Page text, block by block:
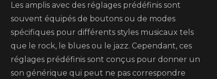
Les amplis avec des réglages prédéfinis sont
souvent équipés de boutons ou de modes
spécifiques pour différents styles musicaux tels
que le rock, le blues ou le jazz. Cependant, ces
réglages prédéfinis sont conçus pour donner un
son générique qui peut ne pas correspondre